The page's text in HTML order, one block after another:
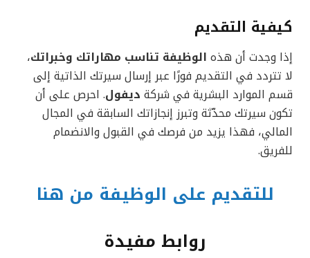
كيفية التقديم
إذا وجدت أن هذه الوظيفة تناسب مهاراتك وخبراتك،
لا تتردد في التقديم فورًا عبر إرسال سيرتك الذاتية إلى
قسم الموارد البشرية في شركة ديفول. احرص على أن
تكون سيرتك محدّثة وتبرز إنجازاتك السابقة في المجال
المالي، فهذا يزيد من فرصك في القبول والانضمام
للفريق.
للتقديم على الوظيفة من هنا
روابط مفيدة